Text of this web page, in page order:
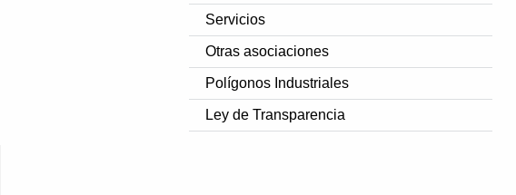
Servicios
Otras asociaciones
Polígonos Industriales
Ley de Transparencia